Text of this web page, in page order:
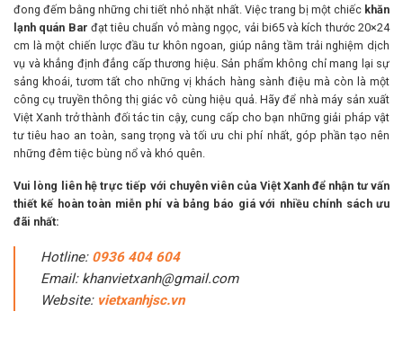
đong đếm bằng những chi tiết nhỏ nhặt nhất. Việc trang bị một chiếc khăn
lạnh quán Bar đạt tiêu chuẩn vỏ màng ngọc, vải bi65 và kích thước 20×24
cm là một chiến lược đầu tư khôn ngoan, giúp nâng tầm trải nghiệm dịch
vụ và khẳng định đẳng cấp thương hiệu. Sản phẩm không chỉ mang lại sự
sảng khoái, tươm tất cho những vị khách hàng sành điệu mà còn là một
công cụ truyền thông thị giác vô cùng hiệu quả. Hãy để nhà máy sản xuất
Việt Xanh trở thành đối tác tin cậy, cung cấp cho bạn những giải pháp vật
tư tiêu hao an toàn, sang trọng và tối ưu chi phí nhất, góp phần tạo nên
những đêm tiệc bùng nổ và khó quên.
Vui lòng liên hệ trực tiếp với chuyên viên của Việt Xanh để nhận tư vấn
thiết kế hoàn toàn miễn phí và bảng báo giá với nhiều chính sách ưu
đãi nhất:
Hotline: 0936 404 604
Email: khanvietxanh@gmail.com
Website: vietxanhjsc.vn